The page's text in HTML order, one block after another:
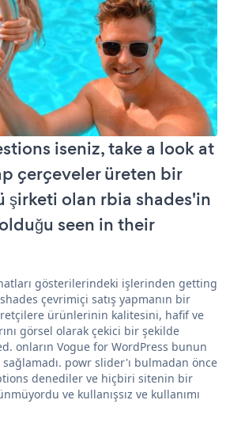
iseniz, take a look at
çerçeveler üreten bir
şirketi olan rbia shades'in
seen in their
gösterilerindeki işlerinden getting
çevrimiçi satış yapmanın bir
ürünlerinin kalitesini, hafif ve
görsel olarak çekici bir şekilde
onların Vogue for WordPress bunun
powr slider'ı bulmadan önce
denediler ve hiçbiri sitenin bir
ve kullanışsız ve kullanımı